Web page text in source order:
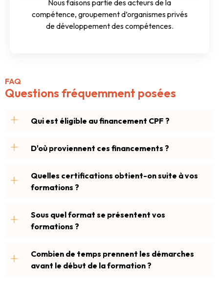
Nous faisons partie des acteurs de la
compétence, groupement d’organismes privés
de développement des compétences.
FAQ
Questions fréquemment posées
Qui est éligible au financement CPF ?
D'où proviennent ces financements ?
Quelles certifications obtient-on suite à vos
formations ?
Sous quel format se présentent vos
formations ?
Combien de temps prennent les démarches
avant le début de la formation ?